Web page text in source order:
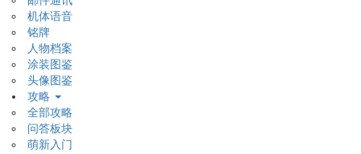
机体语音
铭牌
人物档案
涂装图鉴
头像图鉴
攻略
全部攻略
问答板块
萌新入门